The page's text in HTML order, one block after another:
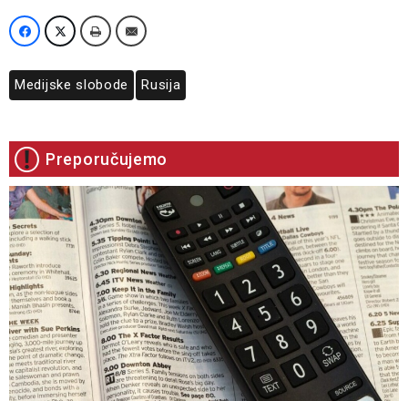
Medijske slobode Rusija
Preporučujemo